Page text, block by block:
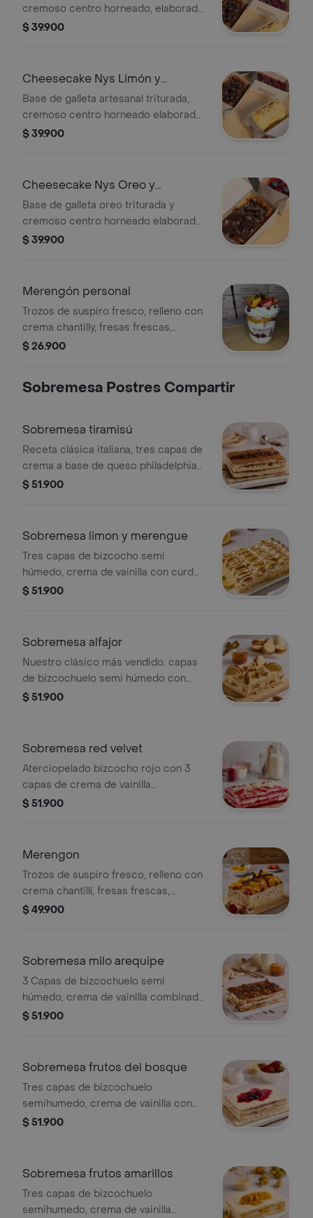
cremoso centro horneado, elaborado
con queso philadelphia. cobertura de
$ 39.900
Cheesecake Nys Limón y
Crumble
Base de galleta artesanal triturada,
cremoso centro horneado elaborado
con queso philadelphia mezclado con
base de mantequilla). viene en una
caja 13x7 cms versión personal.
$ 39.900
Cheesecake Nys Oreo y
Chocolate
Base de galleta oreo triturada y
cremoso centro horneado elaborado
con queso philadelphia y trozos de
cms versión personal.
$ 39.900
Merengón personal
Trozos de suspiro fresco, relleno con
crema chantilly, fresas frescas,
mermelada artesanal de mora y
personal
$ 26.900
Sobremesa Postres Compartir
Sobremesa tiramisú
Receta clásica italiana, tres capas de
crema a base de queso philadelphia
con bizcochuelos embebidos de café
$ 51.900
Sobremesa limon y merengue
Tres capas de bizcocho semi
húmedo, crema de vainilla con curd
natural de limón y cubierta con
porciones y si lo haces rendir hasta 8
$ 51.900
Sobremesa alfajor
Nuestro clásico más vendido. capas
de bizcochuelo semi húmedo con
crema de vainilla y trozos de alfajor
$ 51.900
Sobremesa red velvet
Aterciopelado bizcocho rojo con 3
capas de crema de vainilla
combinada con queso philadelphia,
$ 51.900
Merengon
Trozos de suspiro fresco, relleno con
crema chantillí, fresas frescas,
mermelada artesanal de mora y
cm 4 a 6 pc.
$ 49.900
Sobremesa milo arequipe
3 Capas de bizcochuelo semi
húmedo, crema de vainilla combinada
con nuestra salsa de milo, cubierta
$ 51.900
Sobremesa frutos del bosque
Tres capas de bizcochuelo
semihumedo, crema de vainilla con
mermelada natural a base de fresas,
$ 51.900
Sobremesa frutos amarillos
Tres capas de bizcochuelo
semihumedo, crema de vainilla